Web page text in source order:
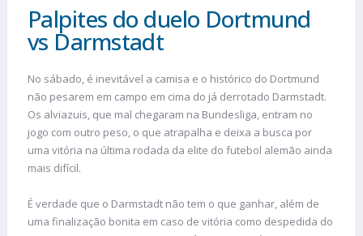
Palpites do duelo Dortmund
vs Darmstadt
No sábado, é inevitável a camisa e o histórico do Dortmund
não pesarem em campo em cima do já derrotado Darmstadt.
Os alviazuis, que mal chegaram na Bundesliga, entram no
jogo com outro peso, o que atrapalha e deixa a busca por
uma vitória na última rodada da elite do futebol alemão ainda
mais difícil.
É verdade que o Darmstadt não tem o que ganhar, além de
uma finalização bonita em caso de vitória como despedida do